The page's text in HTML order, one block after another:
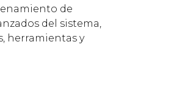
de
del sistema,
herramientas y